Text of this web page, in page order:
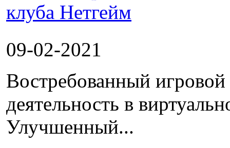
09-02-2021
Востребованный
деятельность в
Улучшенный...